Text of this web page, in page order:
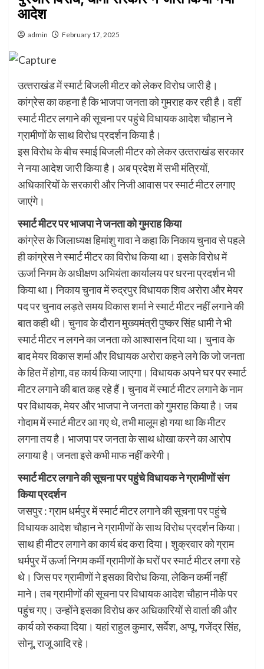
आदेश
admin February 17, 2025
उत्‍तराखंड में स्‍मार्ट बिजली मीटर को लेकर विरोध जारी है।
कांग्रेस का कहना है कि भाजपा जनता को गुमराह कर रही है। वहीं
स्मार्ट मीटर लगाने की सूचना पर पहुंचे विधायक आदेश चौहान ने
ग्रामीणों के साथ विरोध प्रदर्शन किया है।
इस विरोध के बीच स्‍माई बिजली मीटर को लेकर उत्‍तराखंड सरकार
ने नया आदेश जारी किया है। अब प्रदेश में सभी मंत्रियों,
अधिकारियों के सरकारी और निजी आवास पर स्मार्ट मीटर लगाए
जाएंगे।
स्मार्ट मीटर पर भाजपा ने जनता को गुमराह किया
कांग्रेस के जिलाध्यक्ष हिमांशु गावा ने कहा कि निकाय चुनाव से पहले
ही कांग्रेस ने स्मार्ट मीटर का विरोध किया था। इसके विरोध में
ऊर्जा निगम के अधीक्षण अभियंता कार्यालय पर धरना प्रदर्शन भी
किया था। निकाय चुनाव में रुद्रपुर विधायक शिव अरोरा और मेयर
पद पर चुनाव लड़ते समय विकास शर्मा ने स्मार्ट मीटर नहीं लगाने की
बात कही थी। चुनाव के दौरान मुख्यमंत्री पुष्कर सिंह धामी ने भी
स्मार्ट मीटर न लगने का जनता को आश्वासन दिया था। चुनाव के
बाद मेयर विकास शर्मा और विधायक अरोरा कहने लगे कि जो जनता
के हित में होगा, वह कार्य किया जाएगा। विधायक अपने घर पर स्मार्ट
मीटर लगाने की बात कह रहे हैं। चुनाव में स्मार्ट मीटर लगाने के नाम
पर विधायक, मेयर और भाजपा ने जनता को गुमराह किया है। जब
गोदाम में स्मार्ट मीटर आ गए थे, तभी मालूम हो गया था कि मीटर
लगना तय है। भाजपा पर जनता के साथ धोखा करने का आरोप
लगाया है। जनता इसे कभी माफ नहीं करेगी।
स्मार्ट मीटर लगाने की सूचना पर पहुंचे विधायक ने ग्रामीणों संग
किया प्रदर्शन
जसपुर : ग्राम धर्मपुर में स्मार्ट मीटर लगाने की सूचना पर पहुंचे
विधायक आदेश चौहान ने ग्रामीणों के साथ विरोध प्रदर्शन किया।
साथ ही मीटर लगाने का कार्य बंद करा दिया। शुक्रवार को ग्राम
धर्मपुर में ऊर्जा निगम कर्मी ग्रामीणों के घरों पर स्मार्ट मीटर लगा रहे
थे। जिस पर ग्रामीणों ने इसका विरोध किया, लेकिन कर्मी नहीं
माने। तब ग्रामीणों की सूचना पर विधायक आदेश चौहान मौके पर
पहुंच गए। उन्होंने इसका विरोध कर अधिकारियों से वार्ता की और
कार्य को रुकवा दिया। यहां राहुल कुमार, सर्वेश, अप्पू, गजेंद्र सिंह,
सोनू, राजू आदि रहे।